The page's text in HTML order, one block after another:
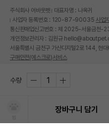
수량
장바구니 담기
주식회사 어바웃펫
대표자명 : 나옥귀
사업자 등록번호 : 120-87-90035 사업
통신판매업신고번호 : 제 2025-서울금천-
개인정보관리자 : 김원규
서울특별시 금천구 가산디지털2로 144, 현
구매안전(에스크로)서비스